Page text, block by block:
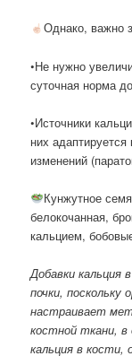
Однако, важно
•Не нужно
суточная норма
•Источники
них
изменений
Кунжутное
белокочанная,
кальцием,
Добавки кальция
почки,
настраивает
костной ткани,
кальция в